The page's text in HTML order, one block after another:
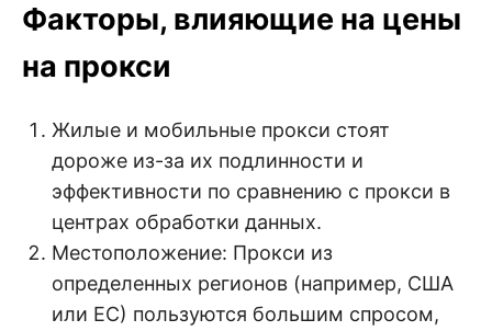
Факторы, влияющие на цены
на прокси
Жилые и мобильные прокси стоят
дороже из-за их подлинности и
эффективности по сравнению с прокси в
центрах обработки данных.
Местоположение: Прокси из
определенных регионов (например, США
или ЕС) пользуются большим спросом,